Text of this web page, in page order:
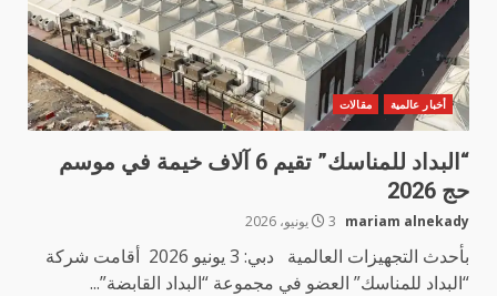
أخبار عالمية مقالات
“البداد للمناسك” تقيم 6 آلاف خيمة في موسم
حج 2026
mariam alnekady 3 يونيو، 2026
بأحدث التجهيزات العالمية دبي: 3 يونيو 2026 أقامت شركة
“البداد للمناسك” العضو في مجموعة “البداد القابضة”...